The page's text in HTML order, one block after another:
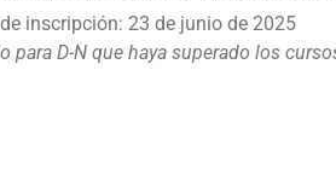
inscripción: 23 de junio de 2025
para D-N que haya superado los